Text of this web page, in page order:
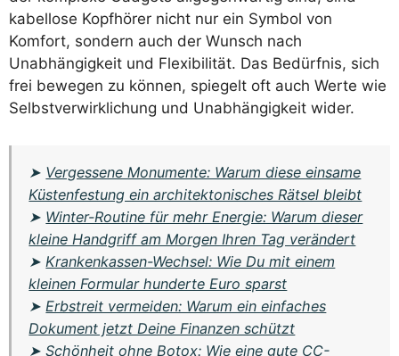
kabellose Kopfhörer nicht nur ein Symbol von
Komfort, sondern auch der Wunsch nach
Unabhängigkeit und Flexibilität. Das Bedürfnis, sich
frei bewegen zu können, spiegelt oft auch Werte wie
Selbstverwirklichung und Unabhängigkeit wider.
➤ Vergessene Monumente: Warum diese einsame
Küstenfestung ein architektonisches Rätsel bleibt
➤ Winter-Routine für mehr Energie: Warum dieser
kleine Handgriff am Morgen Ihren Tag verändert
➤ Krankenkassen-Wechsel: Wie Du mit einem
kleinen Formular hunderte Euro sparst
➤ Erbstreit vermeiden: Warum ein einfaches
Dokument jetzt Deine Finanzen schützt
➤Schönheit ohne Botox: Wie eine gute CC-